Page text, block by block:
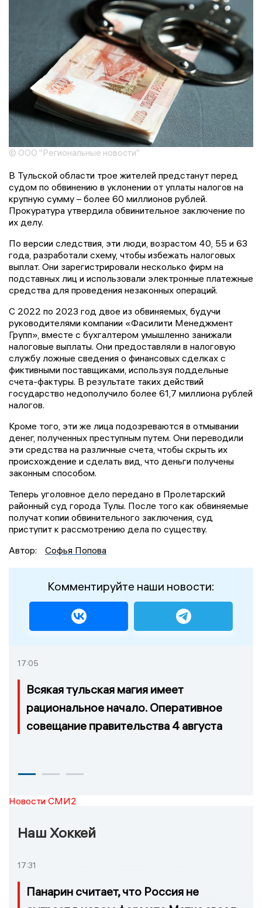
© ООО "Региональные новости"
В Тульской области трое жителей предстанут перед
судом по обвинению в уклонении от уплаты налогов на
крупную сумму – более 60 миллионов рублей.
Прокуратура утвердила обвинительное заключение по
их делу.
По версии следствия, эти люди, возрастом 40, 55 и 63
года, разработали схему, чтобы избежать налоговых
выплат. Они зарегистрировали несколько фирм на
подставных лиц и использовали электронные платежные
средства для проведения незаконных операций.
С 2022 по 2023 год двое из обвиняемых, будучи
руководителями компании «Фасилити Менеджмент
Групп», вместе с бухгалтером умышленно занижали
налоговые выплаты. Они предоставляли в налоговую
службу ложные сведения о финансовых сделках с
фиктивными поставщиками, используя поддельные
счета-фактуры. В результате таких действий
государство недополучило более 61,7 миллиона рублей
налогов.
Кроме того, эти же лица подозреваются в отмывании
денег, полученных преступным путем. Они переводили
эти средства на различные счета, чтобы скрыть их
происхождение и сделать вид, что деньги получены
законным способом.
Теперь уголовное дело передано в Пролетарский
районный суд города Тулы. После того как обвиняемые
получат копии обвинительного заключения, суд
приступит к рассмотрению дела по существу.
Автор:
Софья Попова
Комментируйте наши новости:
17:05
Всякая тульская магия имеет
рациональное начало. Оперативное
совещание правительства 4 августа
Новости СМИ2
Наш Хоккей
17:31
Панарин считает, что Россия не